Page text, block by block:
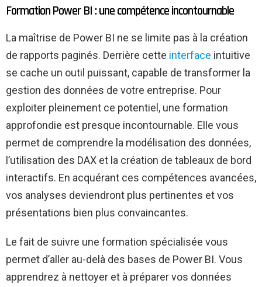
Formation Power BI : une compétence incontournable
La maîtrise de Power BI ne se limite pas à la création
de rapports paginés. Derrière cette interface intuitive
se cache un outil puissant, capable de transformer la
gestion des données de votre entreprise. Pour
exploiter pleinement ce potentiel, une formation
approfondie est presque incontournable. Elle vous
permet de comprendre la modélisation des données,
l’utilisation des DAX et la création de tableaux de bord
interactifs. En acquérant ces compétences avancées,
vos analyses deviendront plus pertinentes et vos
présentations bien plus convaincantes.
Le fait de suivre une formation spécialisée vous
permet d’aller au-delà des bases de Power BI. Vous
apprendrez à nettoyer et à préparer vos données